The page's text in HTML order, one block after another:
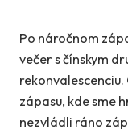
Po náročnom
večer s čínskym
zápasu, kde sme
nezvládli ráno